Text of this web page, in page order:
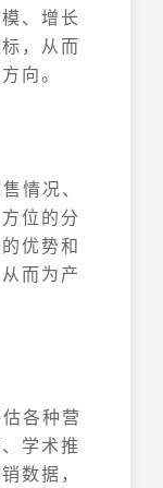
、增长
，从而
向。
情况、
位的分
优势和
而为产
各种营
学术推
数据，